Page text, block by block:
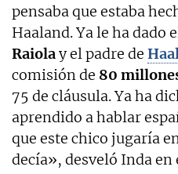
pensaba que estaba
Haaland. Ya le ha dado
Raiolay el padre de
comisión de 80
75 de cláusula. Ya ha
aprendido a hablar
que este chico jugaría
decía», desveló Inda en